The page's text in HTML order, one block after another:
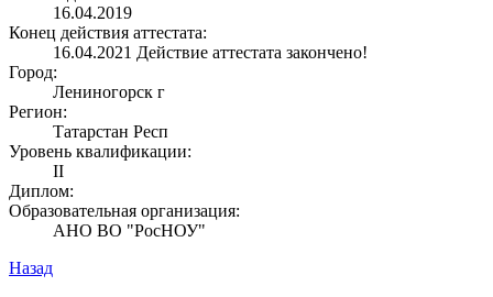
16.04.2019
Конец действия аттестата:
16.04.2021 Действие аттестата закончено!
Город:
Лениногорск г
Регион:
Татарстан Респ
Уровень квалификации:
II
Диплом:
Образовательная организация:
АНО ВО "РосНОУ"
Назад